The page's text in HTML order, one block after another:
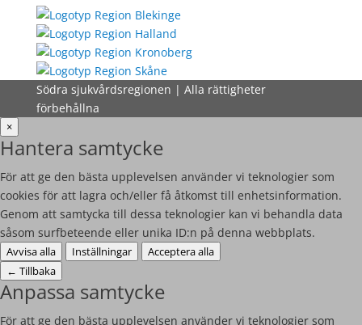
Södra sjukvårdsregionen | Alla rättigheter
förbehållna
×
Hantera samtycke
För att ge den bästa upplevelsen använder vi teknologier som
cookies för att lagra och/eller få åtkomst till enhetsinformation.
Genom att samtycka till dessa teknologier kan vi behandla data
såsom surfbeteende eller unika ID:n på denna webbplats.
Avvisa alla Inställningar
Acceptera alla
← Tillbaka
Anpassa samtycke
För att ge den bästa upplevelsen använder vi teknologier som